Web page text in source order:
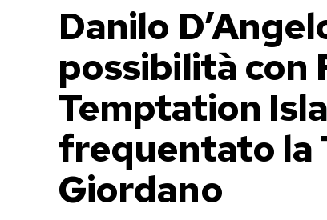
Danilo
possibilità con
Temptation
frequentato la
Giordano